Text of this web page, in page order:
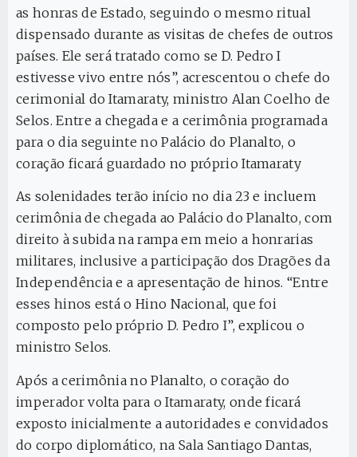
as honras de Estado, seguindo o mesmo ritual
dispensado durante as visitas de chefes de outros
países. Ele será tratado como se D. Pedro I
estivesse vivo entre nós”, acrescentou o chefe do
cerimonial do Itamaraty, ministro Alan Coelho de
Selos. Entre a chegada e a cerimônia programada
para o dia seguinte no Palácio do Planalto, o
coração ficará guardado no próprio Itamaraty
As solenidades terão início no dia 23 e incluem
cerimônia de chegada ao Palácio do Planalto, com
direito à subida na rampa em meio a honrarias
militares, inclusive a participação dos Dragões da
Independência e a apresentação de hinos. “Entre
esses hinos está o Hino Nacional, que foi
composto pelo próprio D. Pedro I”, explicou o
ministro Selos.
Após a cerimônia no Planalto, o coração do
imperador volta para o Itamaraty, onde ficará
exposto inicialmente a autoridades e convidados
do corpo diplomático, na Sala Santiago Dantas,